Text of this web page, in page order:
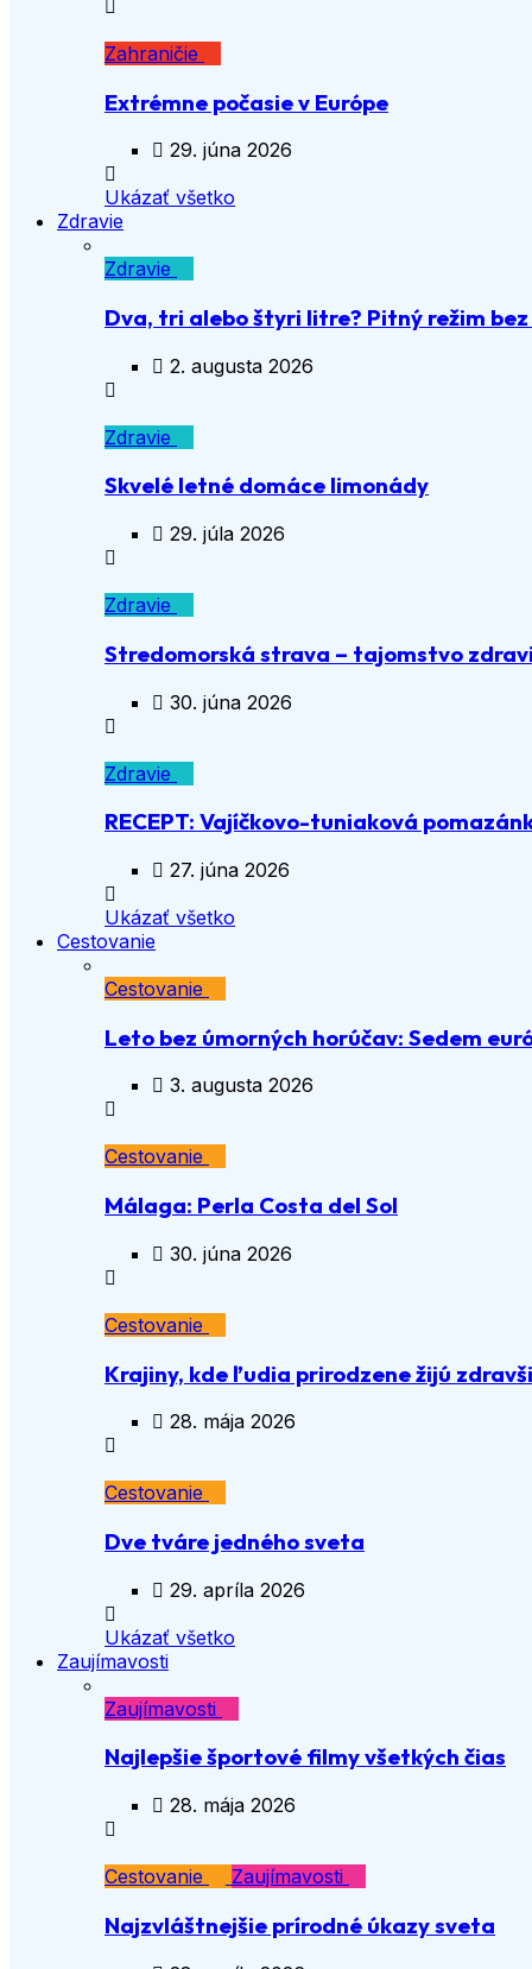
Zahraničie
Extrémne počasie v Európe
29. júna 2026
Ukázať všetko
Zdravie
Zdravie
Dva, tri alebo štyri litre? Pitný režim
2. augusta 2026
Zdravie
Skvelé letné domáce limonády
29. júla 2026
Zdravie
Stredomorská strava – tajomstvo
30. júna 2026
Zdravie
RECEPT: Vajíčkovo-tuniaková
27. júna 2026
Ukázať všetko
Cestovanie
Cestovanie
Leto bez úmorných horúčav: Sedem
3. augusta 2026
Cestovanie
Málaga: Perla Costa del Sol
30. júna 2026
Cestovanie
Krajiny, kde ľudia prirodzene žijú
28. mája 2026
Cestovanie
Dve tváre jedného sveta
29. apríla 2026
Ukázať všetko
Zaujímavosti
Zaujímavosti
Najlepšie športové filmy všetkých čias
28. mája 2026
Cestovanie Zaujímavosti
Najzvláštnejšie prírodné úkazy sveta